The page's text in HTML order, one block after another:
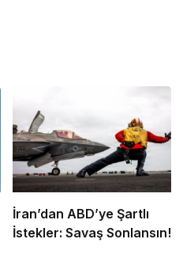
İran’dan ABD’ye Şartlı
İstekler: Savaş Sonlansın!